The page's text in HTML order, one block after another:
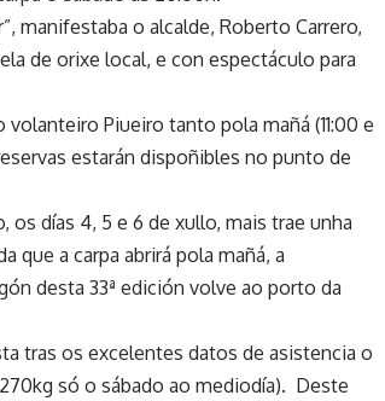
manifestaba o alcalde, Roberto Carrero,
de orixe local, e con espectáculo para
Piueiro tanto pola mañá (11:00 e
estarán dispoñibles no punto de
os días 4, 5 e 6 de xullo, mais trae unha
que a carpa abrirá pola mañá, a
desta 33ª edición volve ao porto da
tras os excelentes datos de asistencia o
só o sábado ao mediodía). Deste